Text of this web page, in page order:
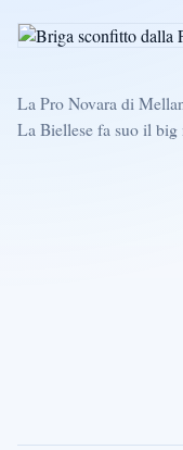
La Pro Novara di
La Biellese fa suo il big